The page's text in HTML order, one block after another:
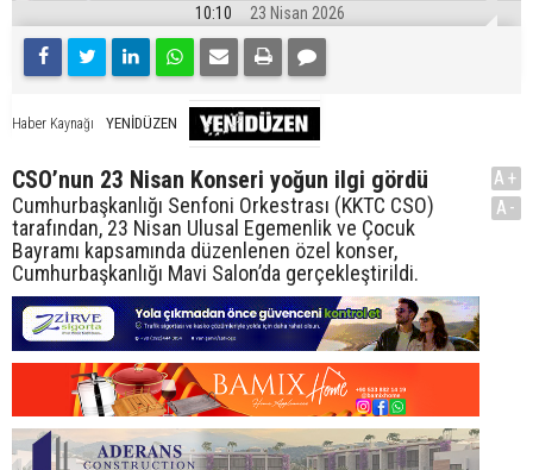
10:10 23 Nisan 2026
Haber Kaynağı YENİDÜZEN
CSO’nun 23 Nisan Konseri yoğun ilgi gördü
Cumhurbaşkanlığı Senfoni Orkestrası (KKTC CSO)
tarafından, 23 Nisan Ulusal Egemenlik ve Çocuk
Bayramı kapsamında düzenlenen özel konser,
Cumhurbaşkanlığı Mavi Salon’da gerçekleştirildi.
A+
A-